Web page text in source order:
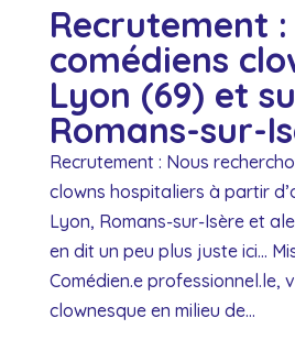
Recrutement :
comédiens
Lyon (69) et
Romans-sur-
Recrutement : Nous
clowns hospitaliers à partir
Lyon, Romans-sur-Isère et
en dit un peu plus juste ici…
Comédien.e professionnel.le,
clownesque en milieu de...